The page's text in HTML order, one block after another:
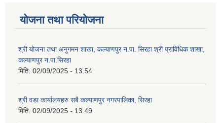
योजना तथा परियोजना
श्री योजना तथा अनुगमन शाखा, कल्याणपुर न.पा. सिरहा श्री प्राविधिक शाखा,
कल्याणपुर न.पा.सिरहा
मिति: 02/09/2025 - 13:54
श्री वडा कार्यालयहरु सबै कल्याणपुर नगरपालिका, सिरहा
मिति: 02/09/2025 - 13:49